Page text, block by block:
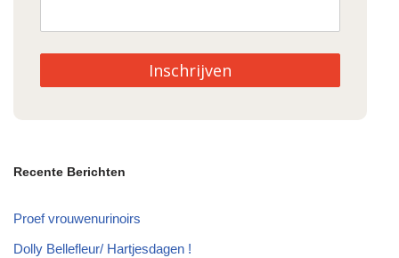
Inschrijven
Recente Berichten
Proef vrouwenurinoirs
Dolly Bellefleur/ Hartjesdagen !